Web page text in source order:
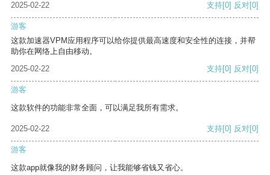
2025-02-22
支持[0] 反对[0]
游客
这款加速器VPM应用程序可以给你提供最高速度和安全性的连接，并帮
助你在网络上自由移动。
2025-02-22
支持[0] 反对[0]
游客
这款软件的功能非常全面，可以满足我所有需求。
2025-02-22 支持[0] 反对[0]
游客
这款app就像我的财务顾问，让我能够省钱又省心。